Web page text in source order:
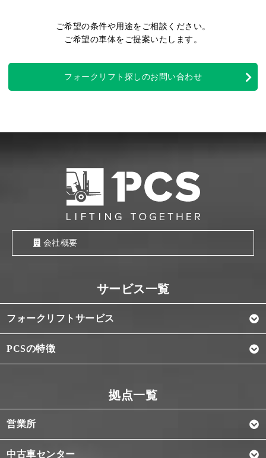
ご希望の条件や用途をご相談ください。
ご希望の車体をご提案いたします。
フォークリフト探しのお問い合わせ
会社概要
フォークリフトサービス
PCSの特徴
営業所
中古車センター